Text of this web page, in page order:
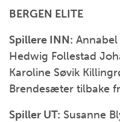
BERGEN ELITE
Spillere INN: Annabel
Hedwig Follestad
Karoline Søvik
Brendesæter tilbake
Spiller UT: Susanne